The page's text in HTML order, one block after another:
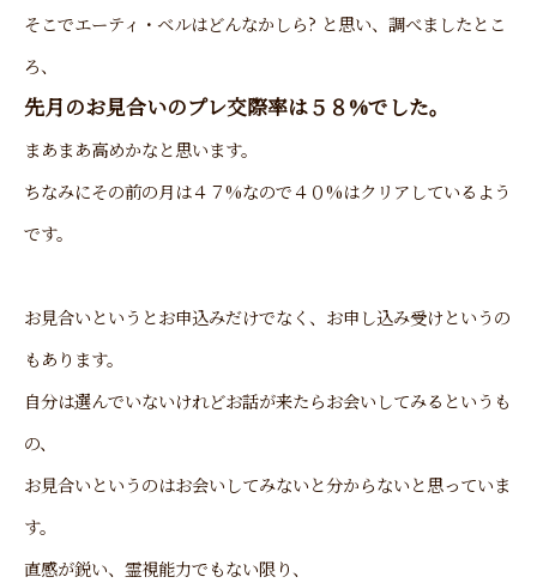
そこでエーティ・ベルはどんなかしら? と思い、調べましたとこ
ろ、
先月のお見合いのプレ交際率は５８%でした。
まあまあ高めかなと思います。
ちなみにその前の月は４７%なので４０%はクリアしているよう
です。
お見合いというとお申込みだけでなく、お申し込み受けというの
もあります。
自分は選んでいないけれどお話が来たらお会いしてみるというも
の、
お見合いというのはお会いしてみないと分からないと思っていま
す。
直感が鋭い、霊視能力でもない限り、